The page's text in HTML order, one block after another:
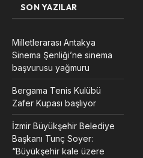
SON YAZILAR
Milletlerarası Antakya
Sinema Şenliği’ne sinema
başvurusu yağmuru
Bergama Tenis Kulübü
Zafer Kupası başlıyor
İzmir Büyükşehir Belediye
Başkanı Tunç Soyer:
“Büyükşehir kale üzere